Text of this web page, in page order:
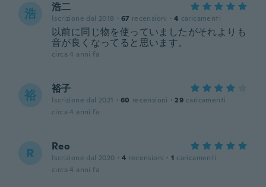
浩 浩二
Iscrizione dal 2018 · 67 recensioni · 4 caricamenti
以前に同じ物を使っていましたがそれよりも
音が良くなってると思います。
circa 4 anni fa
裕 裕子
Iscrizione dal 2021 · 60 recensioni · 29 caricamenti
circa 4 anni fa
R Reo
Iscrizione dal 2020 · 4 recensioni · 1 caricamenti
circa 4 anni fa